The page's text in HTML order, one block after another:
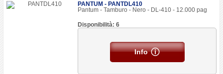
PANTUM - PANTDL410
Pantum - Tamburo - Nero - DL-410 - 12.000 pag
Disponibilità: 6
Info